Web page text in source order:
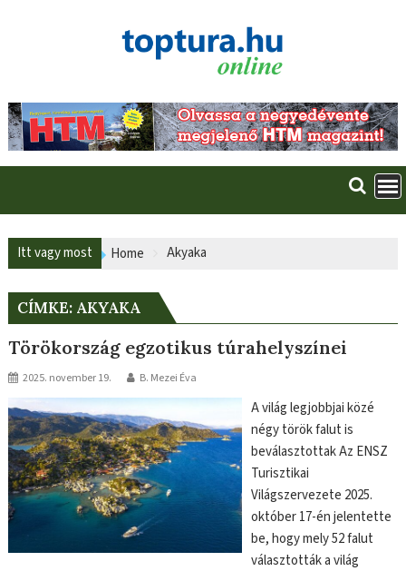
Itt vagy most Home Akyaka
CÍMKE: AKYAKA
Törökország egzotikus túrahelyszínei
2025. november 19. B. Mezei Éva
A világ legjobbjai közé
négy török falut is
beválasztottak Az ENSZ
Turisztikai
Világszervezete 2025.
október 17-én jelentette
be, hogy mely 52 falut
választották a világ